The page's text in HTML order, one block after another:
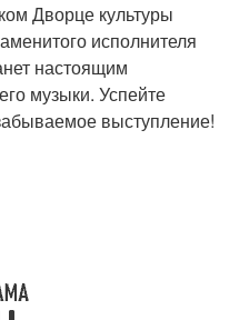
Дворце культуры
исполнителя
настоящим
музыки. Успейте
выступление!